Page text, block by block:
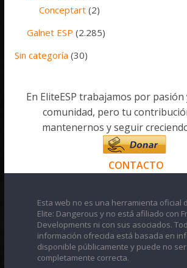
Conceptart (2)
Galnet ESP (2.285)
Sin categoría (30)
En EliteESP trabajamos por
comunidad, pero tu
mantenernos y seguir
CONTACTO
Esta web no es una herramienta oficial
Elite: Dangerous y no está afiliado con
Developments ni con sus asociados.
información ofrecida está basada en
disponible públicamente y puede no ser
completamente correcta.